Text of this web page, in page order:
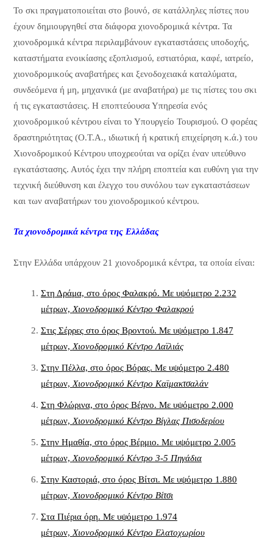
Το σκι πραγματοποιείται στο βουνό, σε κατάλληλες πίστες που
έχουν δημιουργηθεί στα διάφορα χιονοδρομικά κέντρα. Τα
χιονοδρομικά κέντρα περιλαμβάνουν εγκαταστάσεις υποδοχής,
καταστήματα ενοικίασης εξοπλισμού, εστιατόρια, καφέ, ιατρείο,
χιονοδρομικούς αναβατήρες και ξενοδοχειακά καταλύματα,
συνδεόμενα ή μη, μηχανικά (με αναβατήρα) με τις πίστες του σκι
ή τις εγκαταστάσεις. Η εποπτεύουσα Υπηρεσία ενός
χιονοδρομικού κέντρου είναι το Υπουργείο Τουρισμού. Ο φορέας
δραστηριότητας (Ο.Τ.Α., ιδιωτική ή κρατική επιχείρηση κ.ά.) του
Χιονοδρομικού Κέντρου υποχρεούται να ορίζει έναν υπεύθυνο
εγκατάστασης. Αυτός έχει την πλήρη εποπτεία και ευθύνη για την
τεχνική διεύθυνση και έλεγχο του συνόλου των εγκαταστάσεων
και των αναβατήρων του χιονοδρομικού κέντρου.
Τα χιονοδρομικά κέντρα της Ελλάδας
Στην Ελλάδα υπάρχουν 21 χιονοδρομικά κέντρα, τα οποία είναι:
Στη Δράμα, στο όρος Φαλακρό. Με υψόμετρο 2.232
μέτρων, Χιονοδρομικό Κέντρο Φαλακρού
Στις Σέρρες στο όρος Βροντού. Με υψόμετρο 1.847
μέτρων, Χιονοδρομικό Κέντρο Λαϊλιάς
Στην Πέλλα, στο όρος Βόρας. Με υψόμετρο 2.480
μέτρων, Χιονοδρομικό Κέντρο Καϊμακτσαλάν
Στη Φλώρινα, στο όρος Βέρνο. Με υψόμετρο 2.000
μέτρων, Χιονοδρομικό Κέντρο Βίγλας Πισοδερίου
Στην Ημαθία, στο όρος Βέρμιο. Με υψόμετρο 2.005
μέτρων, Χιονοδρομικό Κέντρο 3-5 Πηγάδια
Στην Καστοριά, στο όρος Βίτσι. Με υψόμετρο 1.880
μέτρων, Χιονοδρομικό Κέντρο Βίτσι
Στα Πιέρια όρη. Με υψόμετρο 1.974
μέτρων, Χιονοδρομικό Κέντρο Ελατοχωρίου